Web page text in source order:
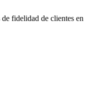
fidelidad de clientes en